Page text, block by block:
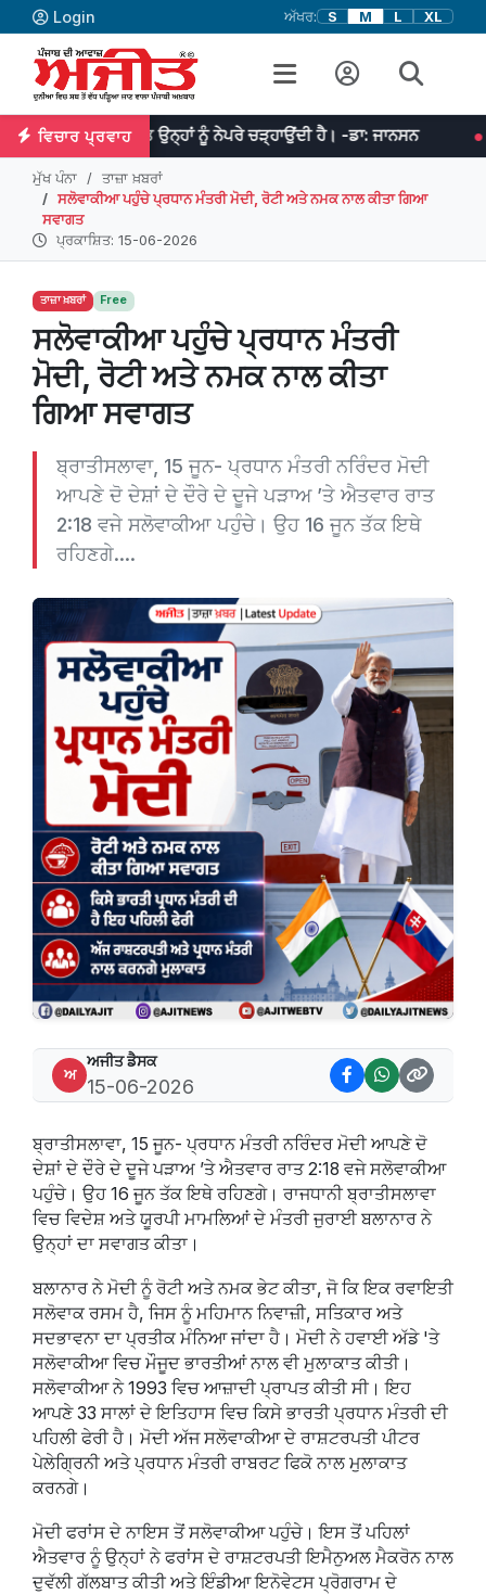
Login ਅੱਖਰ: S M L XL
ਵਿਚਾਰ ਪ੍ਰਵਾਹ
ਉਨ੍ਹਾਂ ਨੂੰ ਨੇਪਰੇ ਚੜ੍ਹਾਉਂਦੀ ਹੈ। -ਡਾ: ਜਾਨਸਨ ਜੇਕਰ ਤੁਹਾਡੇ
ਮੁੱਖ ਪੰਨਾ
ਤਾਜ਼ਾ ਖ਼ਬਰਾਂ
ਸਲੋਵਾਕੀਆ ਪਹੁੰਚੇ ਪ੍ਰਧਾਨ ਮੰਤਰੀ ਮੋਦੀ, ਰੋਟੀ ਅਤੇ ਨਮਕ ਨਾਲ ਕੀਤਾ ਗਿਆ
ਸਵਾਗਤ
ਪ੍ਰਕਾਸ਼ਿਤ: 15-06-2026
ਤਾਜ਼ਾ ਖ਼ਬਰਾਂ Free
ਸਲੋਵਾਕੀਆ ਪਹੁੰਚੇ ਪ੍ਰਧਾਨ ਮੰਤਰੀ
ਮੋਦੀ, ਰੋਟੀ ਅਤੇ ਨਮਕ ਨਾਲ ਕੀਤਾ
ਗਿਆ ਸਵਾਗਤ
ਬ੍ਰਾਤੀਸਲਾਵਾ, 15 ਜੂਨ- ਪ੍ਰਧਾਨ ਮੰਤਰੀ ਨਰਿੰਦਰ ਮੋਦੀ
ਆਪਣੇ ਦੋ ਦੇਸ਼ਾਂ ਦੇ ਦੌਰੇ ਦੇ ਦੂਜੇ ਪੜਾਅ ’ਤੇ ਐਤਵਾਰ ਰਾਤ
2:18 ਵਜੇ ਸਲੋਵਾਕੀਆ ਪਹੁੰਚੇ। ਉਹ 16 ਜੂਨ ਤੱਕ ਇਥੇ
ਰਹਿਣਗੇ....
ਅ
ਅਜੀਤ ਡੈਸਕ
15-06-2026
ਬ੍ਰਾਤੀਸਲਾਵਾ, 15 ਜੂਨ- ਪ੍ਰਧਾਨ ਮੰਤਰੀ ਨਰਿੰਦਰ ਮੋਦੀ ਆਪਣੇ ਦੋ
ਦੇਸ਼ਾਂ ਦੇ ਦੌਰੇ ਦੇ ਦੂਜੇ ਪੜਾਅ ’ਤੇ ਐਤਵਾਰ ਰਾਤ 2:18 ਵਜੇ ਸਲੋਵਾਕੀਆ
ਪਹੁੰਚੇ। ਉਹ 16 ਜੂਨ ਤੱਕ ਇਥੇ ਰਹਿਣਗੇ। ਰਾਜਧਾਨੀ ਬ੍ਰਾਤੀਸਲਾਵਾ
ਵਿਚ ਵਿਦੇਸ਼ ਅਤੇ ਯੂਰਪੀ ਮਾਮਲਿਆਂ ਦੇ ਮੰਤਰੀ ਜੁਰਾਈ ਬਲਾਨਾਰ ਨੇ
ਉਨ੍ਹਾਂ ਦਾ ਸਵਾਗਤ ਕੀਤਾ।
ਬਲਾਨਾਰ ਨੇ ਮੋਦੀ ਨੂੰ ਰੋਟੀ ਅਤੇ ਨਮਕ ਭੇਟ ਕੀਤਾ, ਜੋ ਕਿ ਇਕ ਰਵਾਇਤੀ
ਸਲੋਵਾਕ ਰਸਮ ਹੈ, ਜਿਸ ਨੂੰ ਮਹਿਮਾਨ ਨਿਵਾਜ਼ੀ, ਸਤਿਕਾਰ ਅਤੇ
ਸਦਭਾਵਨਾ ਦਾ ਪ੍ਰਤੀਕ ਮੰਨਿਆ ਜਾਂਦਾ ਹੈ। ਮੋਦੀ ਨੇ ਹਵਾਈ ਅੱਡੇ 'ਤੇ
ਸਲੋਵਾਕੀਆ ਵਿਚ ਮੌਜੂਦ ਭਾਰਤੀਆਂ ਨਾਲ ਵੀ ਮੁਲਾਕਾਤ ਕੀਤੀ।
ਸਲੋਵਾਕੀਆ ਨੇ 1993 ਵਿਚ ਆਜ਼ਾਦੀ ਪ੍ਰਾਪਤ ਕੀਤੀ ਸੀ। ਇਹ
ਆਪਣੇ 33 ਸਾਲਾਂ ਦੇ ਇਤਿਹਾਸ ਵਿਚ ਕਿਸੇ ਭਾਰਤੀ ਪ੍ਰਧਾਨ ਮੰਤਰੀ ਦੀ
ਪਹਿਲੀ ਫੇਰੀ ਹੈ। ਮੋਦੀ ਅੱਜ ਸਲੋਵਾਕੀਆ ਦੇ ਰਾਸ਼ਟਰਪਤੀ ਪੀਟਰ
ਪੇਲੇਗ੍ਰਿਨੀ ਅਤੇ ਪ੍ਰਧਾਨ ਮੰਤਰੀ ਰਾਬਰਟ ਫਿਕੋ ਨਾਲ ਮੁਲਾਕਾਤ
ਕਰਨਗੇ।
ਮੋਦੀ ਫਰਾਂਸ ਦੇ ਨਾਇਸ ਤੋਂ ਸਲੋਵਾਕੀਆ ਪਹੁੰਚੇ। ਇਸ ਤੋਂ ਪਹਿਲਾਂ
ਐਤਵਾਰ ਨੂੰ ਉਨ੍ਹਾਂ ਨੇ ਫਰਾਂਸ ਦੇ ਰਾਸ਼ਟਰਪਤੀ ਇਮੈਨੁਅਲ ਮੈਕਰੋਨ ਨਾਲ
ਦੁਵੱਲੀ ਗੱਲਬਾਤ ਕੀਤੀ ਅਤੇ ਇੰਡੀਆ ਇਨੋਵੇਟਸ ਪ੍ਰੋਗਰਾਮ ਦੇ